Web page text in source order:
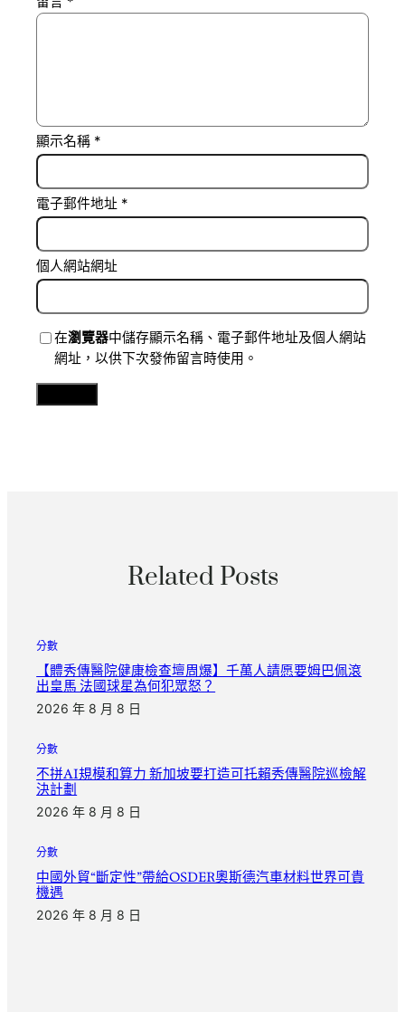
顯示名稱 *
電子郵件地址 *
個人網站網址
在瀏覽器中儲存顯示名稱、電子郵件地址及個人網站
網址，以供下次發佈留言時使用。
Related Posts
分數
【體秀傳醫院健康檢查壇周爆】千萬人請愿要姆巴佩滾
出皇馬 法國球星為何犯眾怒？
2026 年 8 月 8 日
分數
不拼AI規模和算力 新加坡要打造可托賴秀傳醫院巡檢解
決計劃
2026 年 8 月 8 日
分數
中國外貿“斷定性”帶給OSDER奧斯德汽車材料世界可貴
機遇
2026 年 8 月 8 日